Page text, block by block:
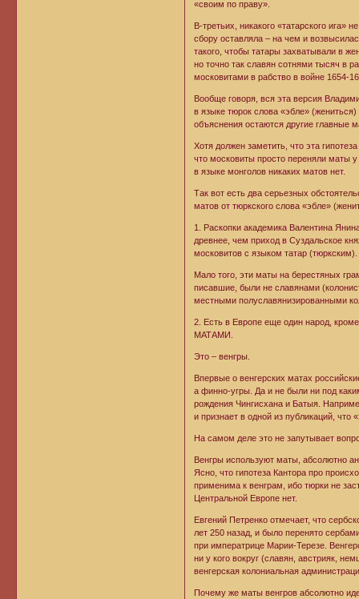
«своим по праву».
В-третьих, никакого «татарского ига»
сбору оставляла – на чем и
такого, чтобы татары захватывали в
но точно так славян сотнями тысяч в
московитами в рабство в войне 1654-
Вообще говоря, вся эта версия
в языке тюрок слова «эбле»
объяснения остаются другие главные
Хотя должен заметить, что эта
что московиты просто переняли маты
в языке монголов никаких матов нет.
Так вот есть два серьезных
матов от тюркского слова «эбле»
1. Раскопки академика Валентина
древнее, чем приход в Суздальское
московитов с языком татар (тюркским).
Мало того, эти маты на берестяных
писавшие, были не славянами
местными полуславянизированными
2. Есть в Европе еще один народ,
МАТАМИ.
Это – венгры.
Впервые о венгерских матах
а финно-угры. Да и не были ни под
рождения Чингисхана и Батыя.
и признает в одной из публикаций, что
На самом деле это не запутывает
Венгры используют маты, абсолютно
Ясно, что гипотеза Кантора про
применима к венграм, ибо тюрки не
Центральной Европе нет.
Евгений Петренко отмечает, что
лет 250 назад, и было перенято
при императрице Марии-Терезе.
ни у кого вокруг (славян, австрияк,
венгерская колониальная
Почему же маты венгров абсолютно